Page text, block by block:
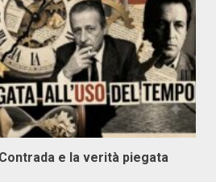
e la verità piegata